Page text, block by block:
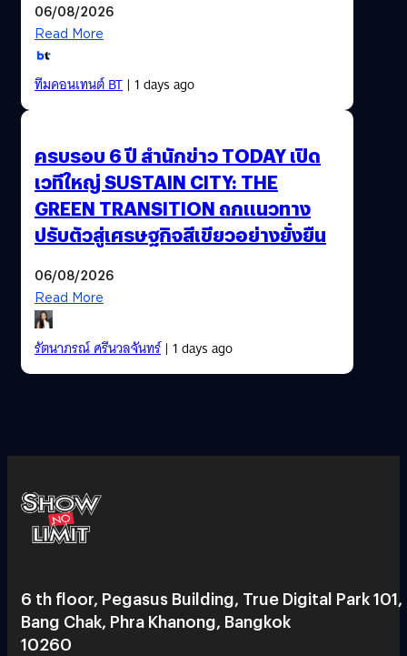
06/08/2026
Read More
ทีมคอนเทนต์ BT| 1 days ago
ครบรอบ 6 ปี สำนักข่าว TODAY เปิด
เวทีใหญ่ SUSTAIN CITY: THE
GREEN TRANSITION ถกแนวทาง
ปรับตัวสู่เศรษฐกิจสีเขียวอย่างยั่งยืน
06/08/2026
Read More
รัตนาภรณ์ ศรีนวลจันทร์| 1 days ago
6 th floor, Pegasus Building, True Digital Park 101,
Bang Chak, Phra Khanong, Bangkok
10260